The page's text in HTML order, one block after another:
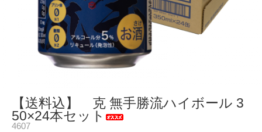
【送料込】 克 無手勝流ハイボール 3
50×24本セット
4607